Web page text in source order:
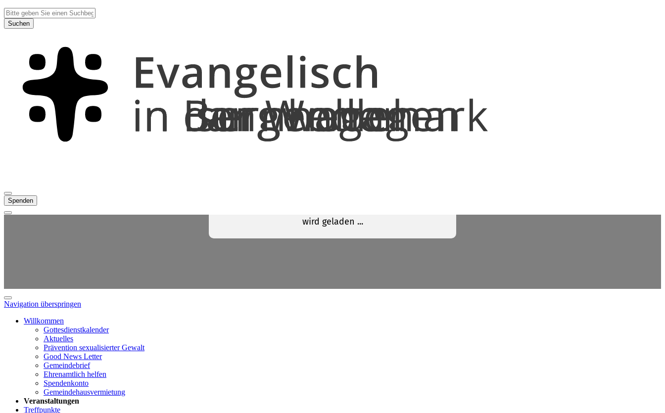
Suchen
Spenden
Navigation überspringen
Willkommen
Gottesdienstkalender
Aktuelles
Prävention sexualisierter Gewalt
Good News Letter
Gemeindebrief
Ehrenamtlich helfen
Spendenkonto
Gemeindehausvermietung
Veranstaltungen
Treffpunkte